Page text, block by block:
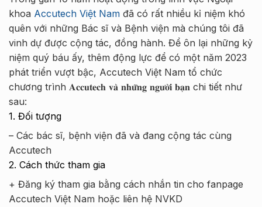
khoa Accutech Việt Nam đã có rất nhiều kỉ niệm khó
quên với những Bác sĩ và Bệnh viện mà chúng tôi đã
vinh dự được cộng tác, đồng hành. Để ôn lại những kỷ
niệm quý báu ấy, thêm động lực để có một năm 2023
phát triển vượt bậc, Accutech Việt Nam tổ chức
chương trình 𝐀𝐜𝐜𝐮𝐭𝐞𝐜𝐡 𝐯𝐚̀ 𝐧𝐡𝐮̛̃𝐧𝐠 𝐧𝐠𝐮̛𝐨̛̀𝐢 𝐛𝐚̣𝐧 chi tiết như
sau:
1. Đối tượng
– Các bác sĩ, bệnh viện đã và đang cộng tác cùng
Accutech
2. Cách thức tham gia
+ Đăng ký tham gia bằng cách nhắn tin cho fanpage
Accutech Việt Nam hoặc liên hệ NVKD